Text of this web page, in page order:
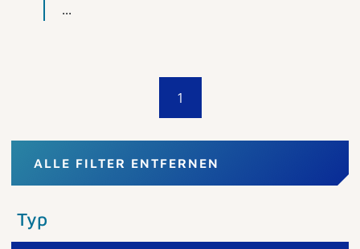
...
1
ALLE FILTER ENTFERNEN
Typ